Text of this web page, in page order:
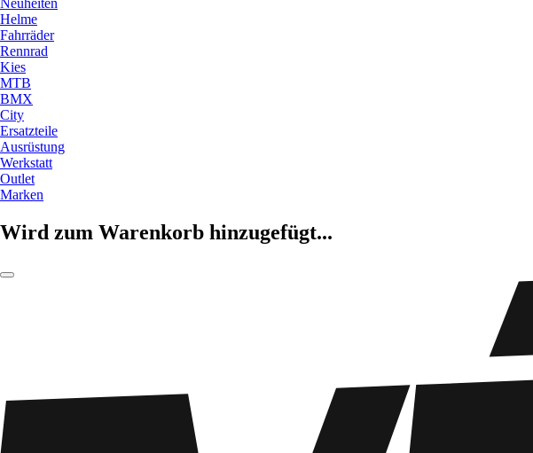
Neuheiten
Helme
Fahrräder
Rennrad
Kies
MTB
BMX
City
Ersatzteile
Ausrüstung
Werkstatt
Outlet
Marken
Wird zum Warenkorb hinzugefügt...